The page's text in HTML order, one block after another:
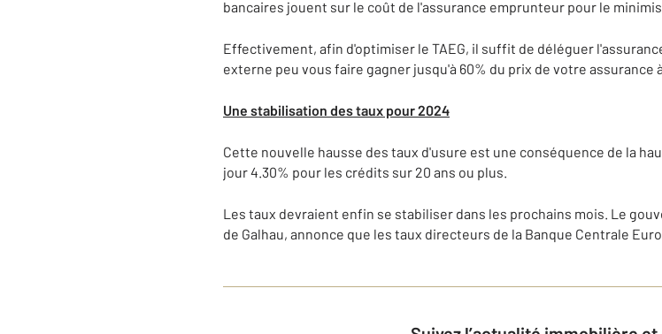
bancaires jouent sur le coût de l'assurance emprunteur pour le
Effectivement, afin d'optimiser le TAEG, il suffit de déléguer
externe peu vous faire gagner jusqu'à 60% du prix de votre assurance
Une stabilisation des taux pour 2024
Cette nouvelle hausse des taux d'usure est une conséquence de la
jour 4.30% pour les crédits sur 20 ans ou plus.
Les taux devraient enfin se stabiliser dans les prochains mois. Le
de Galhau, annonce que les taux directeurs de la Banque Centrale